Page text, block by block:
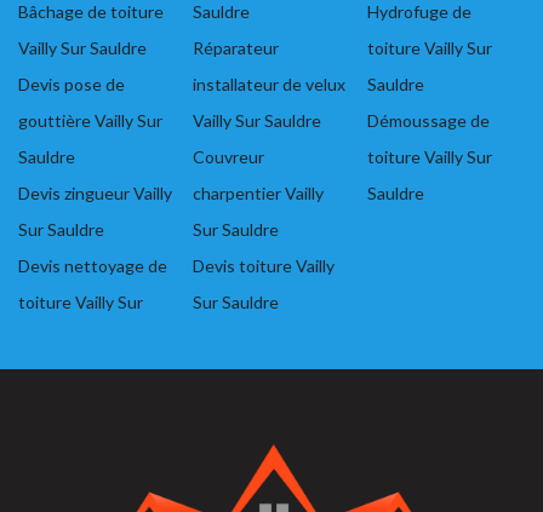
Bâchage de toiture
Vailly Sur Sauldre
Devis pose de
gouttière Vailly Sur
Sauldre
Devis zingueur Vailly
Sur Sauldre
Devis nettoyage de
toiture Vailly Sur
Sauldre
Réparateur
installateur de velux
Vailly Sur Sauldre
Couvreur
charpentier Vailly
Sur Sauldre
Devis toiture Vailly
Sur Sauldre
Hydrofuge de
toiture Vailly Sur
Sauldre
Démoussage de
toiture Vailly Sur
Sauldre